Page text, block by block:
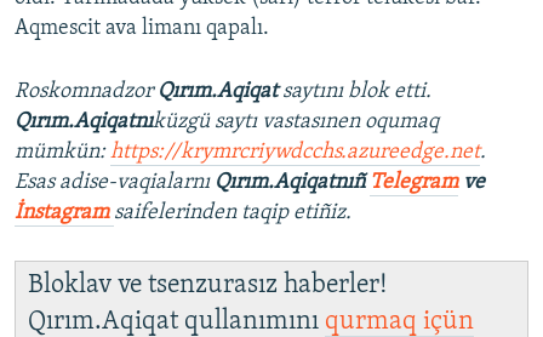
Aqmescit ava limanı qapalı.
Roskomnadzor Qırım.Aqiqatsaytını blok etti.
Qırım.Aqiqatnıküzgü saytı vastasınen oqumaq
mümkün:https://krymrcriywdcchs.azureedge.net.
Esas adise-vaqialarnı Qırım.Aqiqatnıñ Telegramve
İnstagram saifelerinden taqip etiñiz.
Bloklav ve tsenzurasız haberler!
Qırım.Aqiqat qullanımını qurmaq içün